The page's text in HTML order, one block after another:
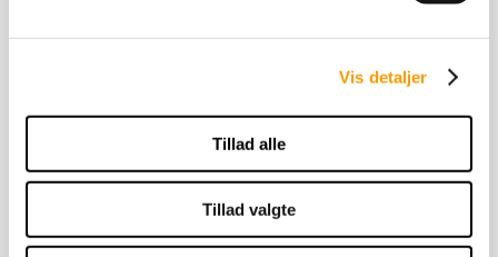
Vis detaljer
Tillad alle
Tillad valgte
SÆDBESTILLING
Betina Rosenlund
Telefon: +45 65 34 25 65